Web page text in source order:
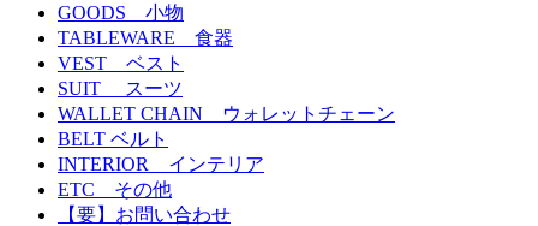
GOODS 小物
TABLEWARE 食器
VEST ベスト
SUIT スーツ
WALLET CHAIN ウォレットチェーン
BELT ベルト
INTERIOR インテリア
ETC その他
【要】お問い合わせ